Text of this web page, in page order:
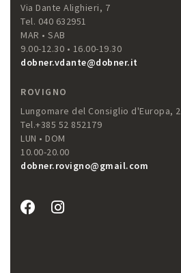
Via Dante Alighieri, 7
Tel. 040 632951
MAR • SAB
9.00-12.30 • 16.00-19.30
dobner.vdante@dobner.it
ROVIGNO
Lungomare del Consiglio d'Europa, 2
Tel.+385 52 852179
LUN • DOM
10.00-20.00
dobner.rovigno@gmail.com